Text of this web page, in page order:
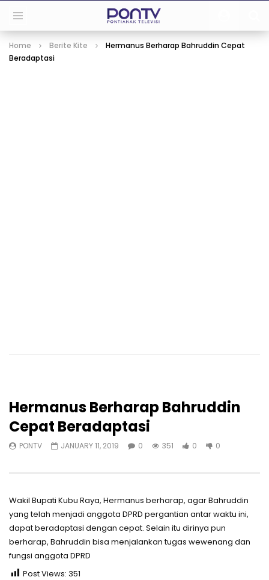
Home Berite Kite
Hermanus Berharap Bahruddin Cepat
Beradaptasi
Hermanus Berharap Bahruddin
Cepat Beradaptasi
PONTV JANUARY 11, 2019 0 351 0 0
Wakil Bupati Kubu Raya, Hermanus berharap, agar Bahruddin
yang telah menjadi anggota DPRD pergantian antar waktu ini,
dapat beradaptasi dengan cepat. Selain itu dirinya pun
berharap, Bahruddin bisa menjalankan tugas wewenang dan
fungsi anggota DPRD
Post Views: 351